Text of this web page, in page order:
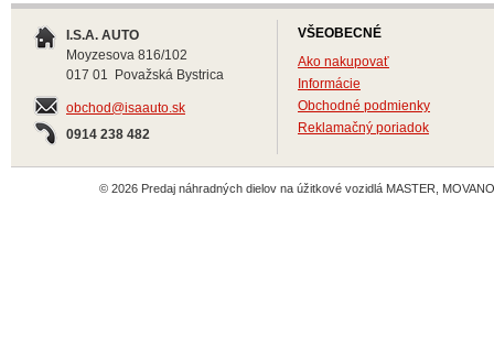
I.S.A. AUTO
Moyzesova 816/102
017 01 Považská Bystrica
obchod@isaauto.sk
0914 238 482
VŠEOBECNÉ
Ako nakupovať
Informácie
Obchodné podmienky
Reklamačný poriadok
© 2026 Predaj náhradných dielov na úžitkové vozidlá MASTER,